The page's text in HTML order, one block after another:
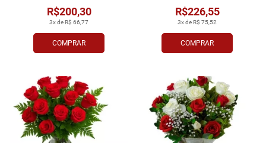
COMPRAR
3x de R$ 66,77
R$200,30
COMPRAR
3x de R$ 75,52
R$226,55